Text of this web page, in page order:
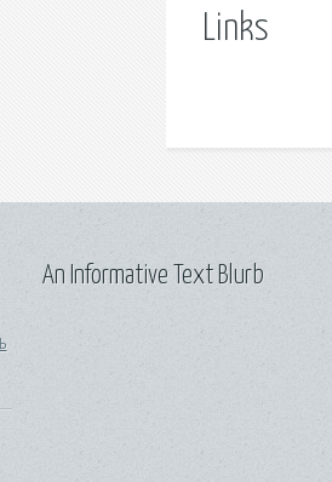
Links
An Informative Text Blurb